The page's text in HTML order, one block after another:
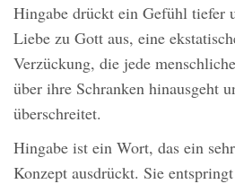
Hingabe drückt ein Gefühl tiefer
Liebe zu Gott aus, eine
Verzückung, die jede
über ihre Schranken hinausgeht
überschreitet.
Hingabe ist ein Wort, das ein
Konzept ausdrückt. Sie